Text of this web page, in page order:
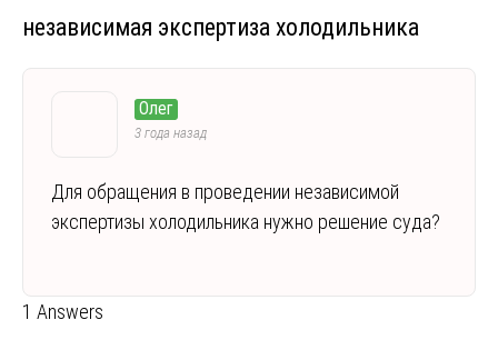
независимая экспертиза холодильника
Олег
3 года назад
Для обращения в проведении независимой
экспертизы холодильника нужно решение суда?
1 Answers